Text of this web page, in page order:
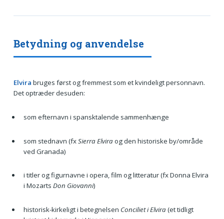
Betydning og anvendelse
Elvira bruges først og fremmest som et kvindeligt personnavn.
Det optræder desuden:
som efternavn i spansktalende sammenhænge
som stednavn (fxSierra Elviraog den historiske by/område
ved Granada)
i titler og figurnavne i opera, film og litteratur (fx Donna Elvira
i Mozarts Don Giovanni)
historisk-kirkeligt i betegnelsen Conciliet i Elvira(et tidligt